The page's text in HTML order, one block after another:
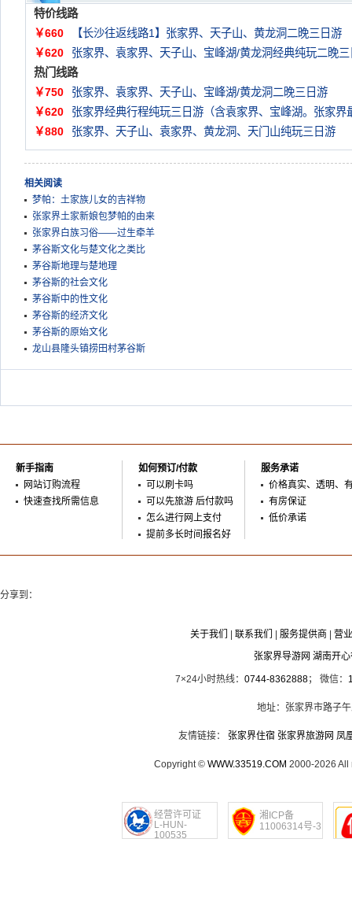
特价线路
￥660
【长沙往返线路1】张家界、天子山、黄龙洞二晚三日游
￥620
张家界、袁家界、天子山、宝峰湖/黄龙洞经典纯玩二晚三
热门线路
￥750
张家界、袁家界、天子山、宝峰湖/黄龙洞二晚三日游
￥620
张家界经典行程纯玩三日游（含袁家界、宝峰湖。张家界
￥880
张家界、天子山、袁家界、黄龙洞、天门山纯玩三日游
相关阅读
梦帕：土家族儿女的吉祥物
张家界土家新娘包梦帕的由来
张家界白族习俗——过生牵羊
茅谷斯文化与楚文化之类比
茅谷斯地理与楚地理
茅谷斯的社会文化
茅谷斯中的性文化
茅谷斯的经济文化
茅谷斯的原始文化
龙山县隆头镇捞田村茅谷斯
新手指南
网站订购流程
快速查找所需信息
如何预订/付款
可以刷卡吗
可以先旅游 后付款吗
怎么进行网上支付
提前多长时间报名好
服务承诺
价格真实、透明、
有房保证
低价承诺
分享到：
关于我们 联系我们 服务提供商
营
张家界导游网 湖南开
7×24小时热线： 0744-8362888； 微信：
地址：张家界市路子
友情链接： 张家界住宿 张家界旅游网 凤
Copyright © WWW.33519.COM 2000-2026 All
经营许可证
L-HUN-
100535
湘ICP备
11006314号-3